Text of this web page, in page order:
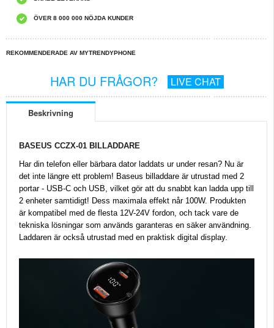
ÖVER 8 000 000 NÖJDA KUNDER
REKOMMENDERADE AV MYTRENDYPHONE
HAR DU FRÅGOR? LIVE CHAT
Beskrivning
BASEUS CCZX-01 BILLADDARE
Har din telefon eller bärbara dator laddats ur under resan? Nu är
det inte längre ett problem! Baseus billaddare är utrustad med 2
portar - USB-C och USB, vilket gör att du snabbt kan ladda upp till
2 enheter samtidigt! Dess maximala effekt når 100W. Produkten
är kompatibel med de flesta 12V-24V fordon, och tack vare de
tekniska lösningar som används garanteras en säker användning.
Laddaren är också utrustad med en praktisk digital display.